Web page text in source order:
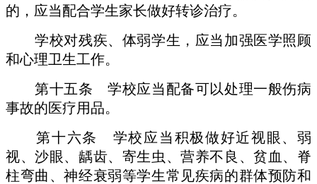
的，应当配合学生家长做好转诊治疗。
学校对残疾、体弱学生，应当加强医学照顾
和心理卫生工作。
第十五条 学校应当配备可以处理一般伤病
事故的医疗用品。
第十六条 学校应当积极做好近视眼、弱
视、沙眼、龋齿、寄生虫、营养不良、贫血、脊
柱弯曲、神经衰弱等学生常见疾病的群体预防和